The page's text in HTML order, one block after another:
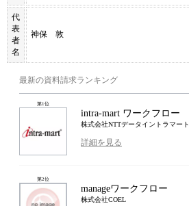
代
表
者
名
神保 敦
最新の資料請求ランキング
第1位
intra-mart ワークフロー
株式会社NTTデータイントラマート
詳細を見る
第2位
manageワークフロー
株式会社COEL